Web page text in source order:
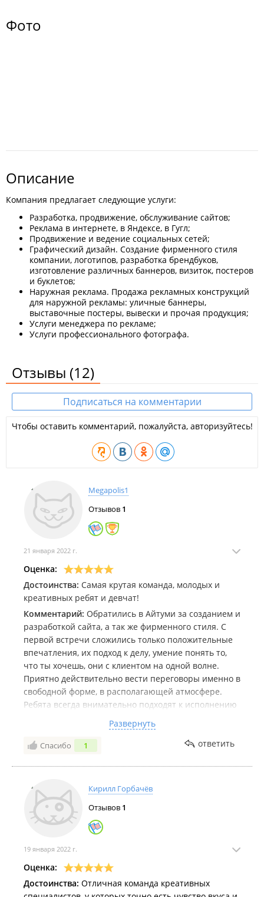
Фото
Описание
Компания предлагает следующие услуги:
Разработка, продвижение, обслуживание сайтов;
Реклама в интернете, в Яндексе, в Гугл;
Продвижение и ведение социальных сетей;
Графический дизайн. Создание фирменного стиля
компании, логотипов, разработка брендбуков,
изготовление различных баннеров, визиток, постеров
и буклетов;
Наружная реклама. Продажа рекламных конструкций
для наружной рекламы: уличные баннеры,
выставочные постеры, вывески и прочая продукция;
Услуги менеджера по рекламе;
Услуги профессионального фотографа.
Отзывы (12)
Подписаться на комментарии
Чтобы оставить комментарий, пожалуйста, авторизуйтесь!
Megapolis1
Отзывов 1
21 января 2022 г.
Оценка:
Достоинства: Самая крутая команда, молодых и
креативных ребят и девчат!
Комментарий: Обратились в Айтуми за созданием и
разработкой сайта, а так же фирменного стиля. С
первой встречи сложились только положительные
впечатления, их подход к делу, умение понять то,
что ты хочешь, они с клиентом на одной волне.
Приятно действительно вести переговоры именно в
свободной форме, в располагающей атмосфере.
Ребята всегда внимательно подходят к исполнению
на любые просьбы и вопросы. Благодарим команду
Айтуми за качественное выполнение поставленных
рекламируем Вас нашим знакомым. С уважением,
Развернуть
Спасибо 1 ответить
Кирилл Горбачёв
Отзывов 1
19 января 2022 г.
Оценка:
Достоинства: Отличная команда креативных